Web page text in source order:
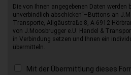
Die von Ihnen angegebenen Daten werden
unverbindlich abschicken“–Buttons an
Transporte, Allgäustraße 8, A-6912
von J.Moosbrugger e.U. Handel &
in Verbindung setzen und Ihnen ein
übermitteln.
Mit der Übermittlung dieses